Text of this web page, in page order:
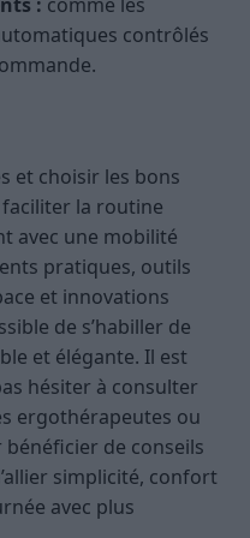
contrôlés
et choisir les bons
la routine
avec une mobilité
pratiques, outils
et innovations
de s’habiller de
et élégante. Il est
hésiter à consulter
ergothérapeutes ou
de conseils
simplicité, confort
avec plus